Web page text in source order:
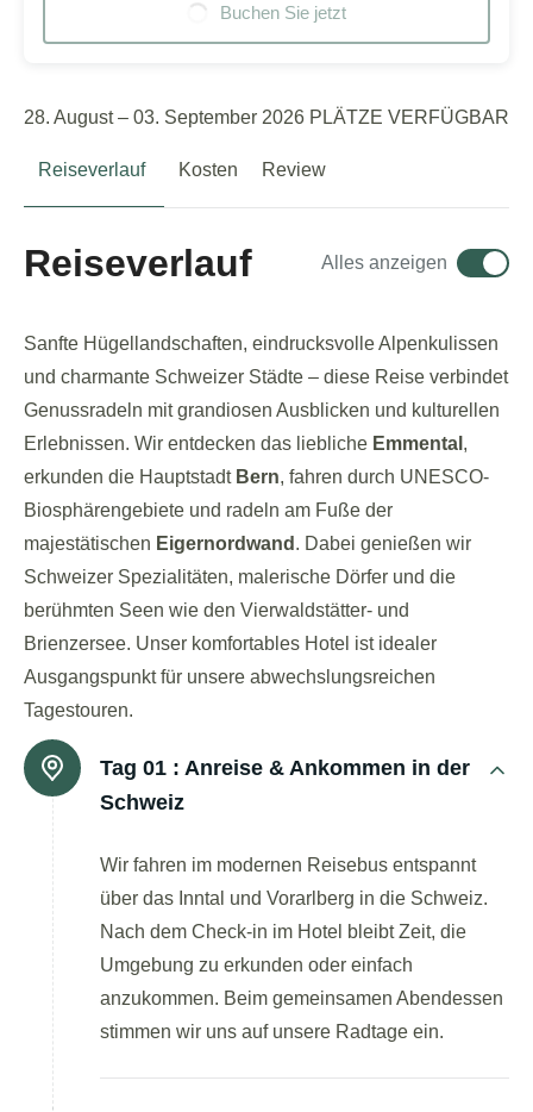
Buchen Sie jetzt
28. August – 03. September 2026 PLÄTZE VERFÜGBAR
Reiseverlauf Kosten Review
Reiseverlauf Alles anzeigen
Sanfte Hügellandschaften, eindrucksvolle Alpenkulissen
und charmante Schweizer Städte – diese Reise verbindet
Genussradeln mit grandiosen Ausblicken und kulturellen
Erlebnissen. Wir entdecken das liebliche Emmental ,
erkunden die Hauptstadt Bern, fahren durch UNESCO-
Biosphärengebiete und radeln am Fuße der
majestätischen Eigernordwand . Dabei genießen wir
Schweizer Spezialitäten, malerische Dörfer und die
berühmten Seen wie den Vierwaldstätter- und
Brienzersee. Unser komfortables Hotel ist idealer
Ausgangspunkt für unsere abwechslungsreichen
Tagestouren.
Tag 01 : Anreise & Ankommen in der
Schweiz
Wir fahren im modernen Reisebus entspannt
über das Inntal und Vorarlberg in die Schweiz.
Nach dem Check-in im Hotel bleibt Zeit, die
Umgebung zu erkunden oder einfach
anzukommen. Beim gemeinsamen Abendessen
stimmen wir uns auf unsere Radtage ein.